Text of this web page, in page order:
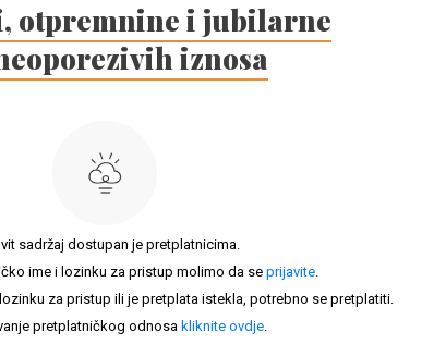
otpremnine i jubilarne
iznosa
sadržaj dostupan je pretplatnicima.
ime i lozinku za pristup molimo da seprijavite.
za pristup ili je pretplata istekla, potrebno se pretplatiti.
pretplatničkog odnosa kliknite ovdje.